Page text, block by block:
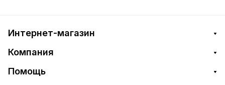
Интернет-магазин
Компания
Помощь